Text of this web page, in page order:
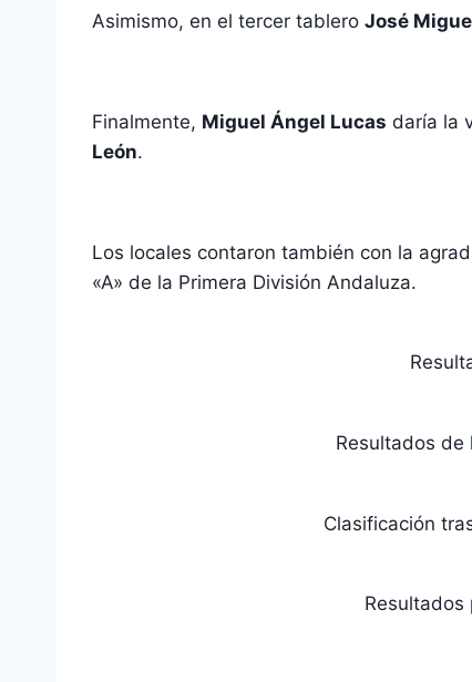
Asimismo, en el tercer tablero José
Finalmente, Miguel Ángel Lucas daría la
León.
Los locales contaron también con la
«A» de la Primera División Andaluza.
Resultados de
Clasificación
Resultados